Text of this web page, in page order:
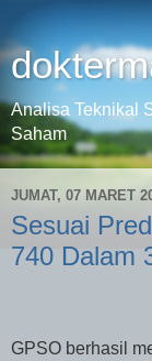
Analisa Teknikal
Saham
JUMAT, 07 MARET
Sesuai
740 Dalam
GPSO berhasil